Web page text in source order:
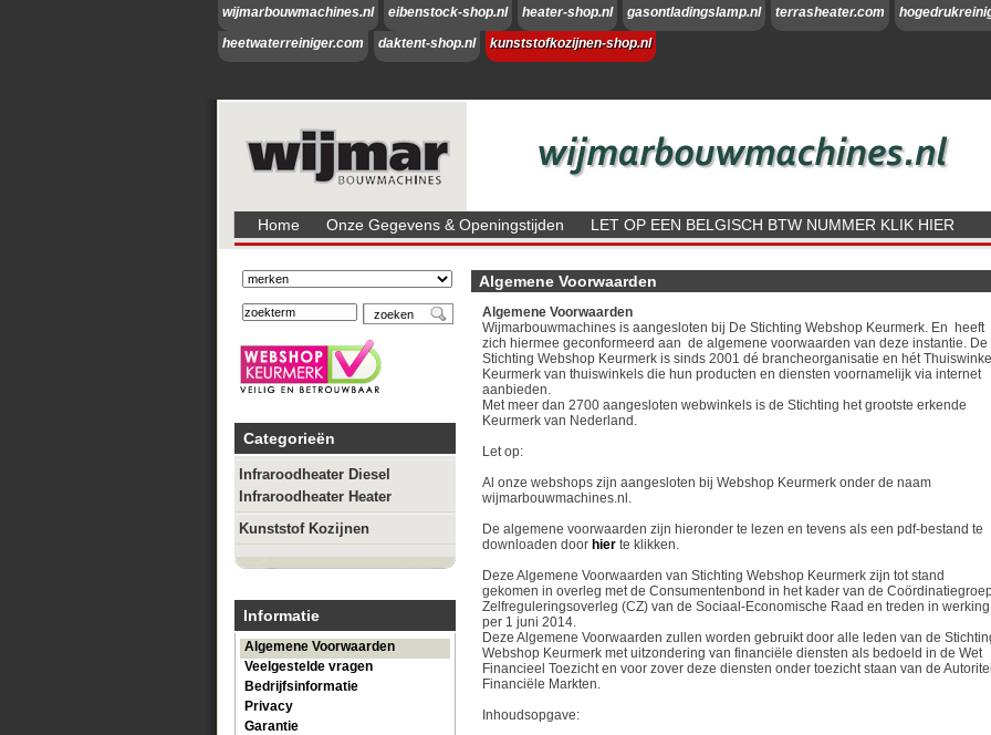
wijmarbouwmachines.nl eibenstock-shop.nl heater-shop.nl gasontladingslamp.nl terrasheater.com
heetwaterreiniger.com
daktent-shop.nl kunststofkozijnen-shop.nl
Home Onze Gegevens & Openingstijden LET OP EEN BELGISCH BTW NUMMER KLIK HIER
Categorieën
Infraroodheater Diesel
Infraroodheater Heater
Kunststof Kozijnen
Informatie
Algemene Voorwaarden
Veelgestelde vragen
Bedrijfsinformatie
Privacy
Garantie
Algemene Voorwaarden
Algemene Voorwaarden
Wijmarbouwmachines is aangesloten bij De Stichting Webshop Keurmerk. En heeft
zich hiermee geconformeerd aan de algemene voorwaarden van deze instantie. De
Stichting Webshop Keurmerk is sinds 2001 dé brancheorganisatie en hét Thuiswinkel
Keurmerk van thuiswinkels die hun producten en diensten voornamelijk via internet
aanbieden.
Met meer dan 2700 aangesloten webwinkels is de Stichting het grootste erkende
Keurmerk van Nederland.
Let op:
Al onze webshops zijn aangesloten bij Webshop Keurmerk onder de naam
wijmarbouwmachines.nl.
De algemene voorwaarden zijn hieronder te lezen en tevens als een pdf-bestand te
downloaden door hier te klikken.
Deze Algemene Voorwaarden van Stichting Webshop Keurmerk zijn tot stand
gekomen in overleg met de Consumentenbond in het kader van de
Zelfreguleringsoverleg (CZ) van de Sociaal-Economische Raad en treden in werking
per 1 juni 2014.
Deze Algemene Voorwaarden zullen worden gebruikt door alle leden van de
Webshop Keurmerk met uitzondering van financiële diensten als bedoeld in de Wet
Financieel Toezicht en voor zover deze diensten onder toezicht staan van de
Financiële Markten.
Inhoudsopgave: